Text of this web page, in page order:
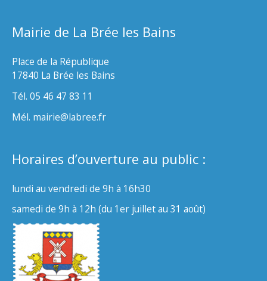
Mairie de La Brée les Bains
Place de la République
17840 La Brée les Bains
Tél. 05 46 47 83 11
Mél. mairie@labree.fr
Horaires d’ouverture au public :
lundi au vendredi de 9h à 16h30
samedi de 9h à 12h (du 1er juillet au 31 août)